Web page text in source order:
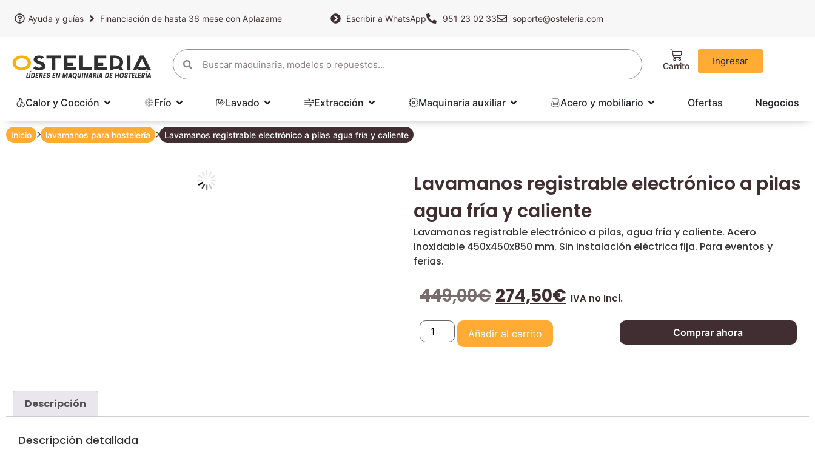
Ayuda y guías Financiación de hasta 36 mese con Aplazame Escribir a WhatsApp 951 23 02 33 soporte@osteleria.com
Ingresar
Calor y Cocción Frío Lavado Extracción Maquinaria auxiliar Acero y mobiliario Ofertas Negocios
Inicio lavamanos para hostelería Lavamanos registrable electrónico a pilas agua fría y caliente
Lavamanos registrable electrónico a pilas
agua fría y caliente
Lavamanos registrable electrónico a pilas, agua fría y caliente. Acero
inoxidable 450x450x850 mm. Sin instalación eléctrica fija. Para eventos y
ferias.
449,00€ 274,50€ IVA no Incl.
Añadir al carrito Comprar ahora
Descripción
Descripción detallada